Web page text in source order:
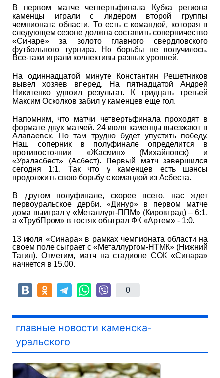
В первом матче четвертьфинала Кубка региона
каменцы играли с лидером второй группы
чемпионата области. То есть с командой, которая в
следующем сезоне должна составить соперничество
«Синаре» за золото главного свердловского
футбольного турнира. Но борьбы не получилось.
Все-таки играли коллективы разных уровней.
На одиннадцатой минуте Константин Решетников
вывел хозяев вперед. На пятнадцатой Андрей
Никитенко удвоил результат. К тридцать третьей
Максим Осколков забил у каменцев еще гол.
Напомним, что матчи четвертьфинала проходят в
формате двух матчей. 24 июля каменцы выезжают в
Алапаевск. Но там трудно будет упустить победу.
Наш соперник в полуфинале определится в
противостоянии «Жасмин» (Михайловск) и
«Ураласбест» (Асбест). Первый матч завершился
сегодня 1:1. Так что у каменцев есть шансы
продолжить свою борьбу с командой из Асбеста.
В другом полуфинале, скорее всего, нас ждет
первоуральское дерби. «Динур» в первом матче
дома выиграл у «Металлург-ППМ» (Кировград) – 6:1,
а «ТрубПром» в гостях обыграл ФК «Артем» - 1:0.
13 июля «Синара» в рамках чемпионата области на
своем поле сыграет с «Металлургом-НТМК» (Нижний
Тагил). Отметим, матч на стадионе СОК «Синара»
начнется в 15.00.
0
главные новости каменска-
уральского